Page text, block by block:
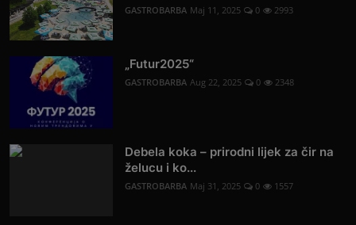
GASTROBARBA Maj 11, 2025 0 2993
„Futur2025“
GASTROBARBA Aug 22, 2025 0 2348
Debela koka – prirodni lijek za čir na
želucu i ko...
GASTROBARBA Maj 31, 2025 0 1557